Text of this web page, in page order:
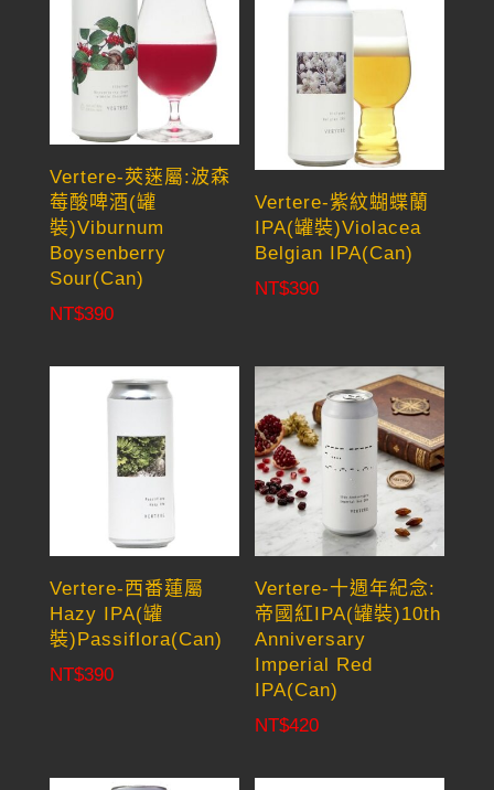
Vertere-莢蒾屬:波森
莓酸啤酒(罐
裝)Viburnum
Boysenberry
Sour(Can)
NT$390
Vertere-紫紋蝴蝶蘭
IPA(罐裝)Violacea
Belgian IPA(Can)
NT$390
Vertere-西番蓮屬
Hazy IPA(罐
裝)Passiflora(Can)
NT$390
Vertere-十週年紀念:
帝國紅IPA(罐裝)10th
Anniversary
Imperial Red
IPA(Can)
NT$420